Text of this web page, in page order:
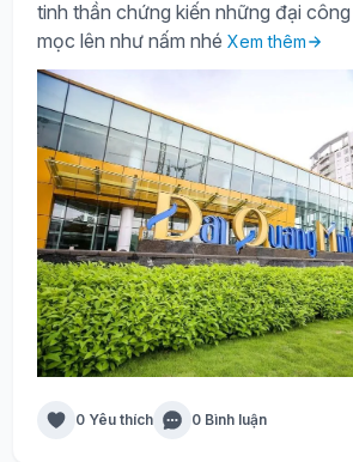
tinh thần chứng kiến những đại
mọc lên như nấm nhé Xem thêm
0 Yêu thích 0 Bình luận